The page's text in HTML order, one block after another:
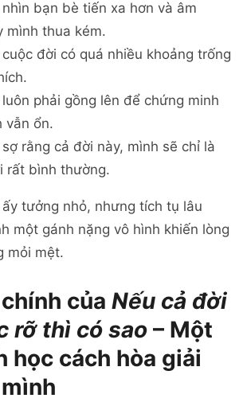
bạn bè tiến xa hơn và âm
mình thua kém.
đời có quá nhiều khoảng trống
phải gồng lên để chứng minh
vẫn ổn.
rằng cả đời này, mình sẽ chỉ là
rất bình thường.
tưởng nhỏ, nhưng tích tụ lâu
một gánh nặng vô hình khiến lòng
mỏi mệt.
của Nếu cả đời
rỡ thì có sao – Một
học cách hòa giải